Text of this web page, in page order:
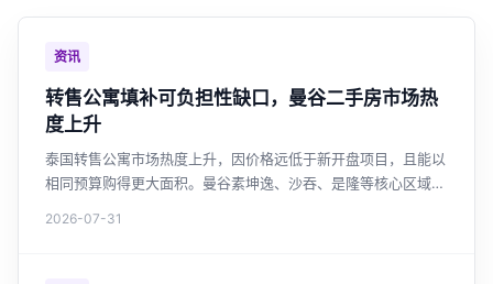
资讯
转售公寓填补可负担性缺口，曼谷二手房市场热
度上升
泰国转售公寓市场热度上升，因价格远低于新开盘项目，且能以
相同预算购得更大面积。曼谷素坤逸、沙吞、是隆等核心区域转
2026-07-31